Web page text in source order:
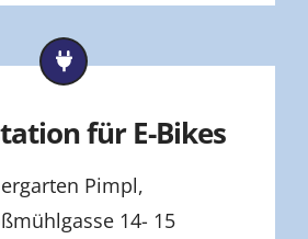
für E-Bikes
Pimpl,
14- 15